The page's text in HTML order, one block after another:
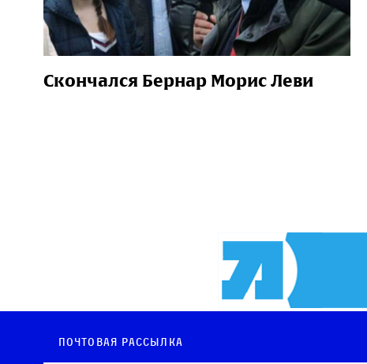
Скончался Бернар Морис Леви
Почтовая рассылка